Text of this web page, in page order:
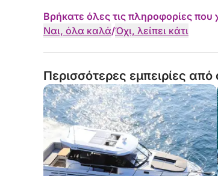
Βρήκατε όλες τις πληροφορίες
Ναι, όλα καλά/Όχι, λείπει κάτι
Περισσότερες εμπειρίες από